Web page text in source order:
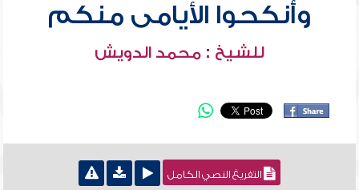
وأنكحوا الأيامى منكم
للشيخ : محمد الدويش
التفريغ النصي الكامل